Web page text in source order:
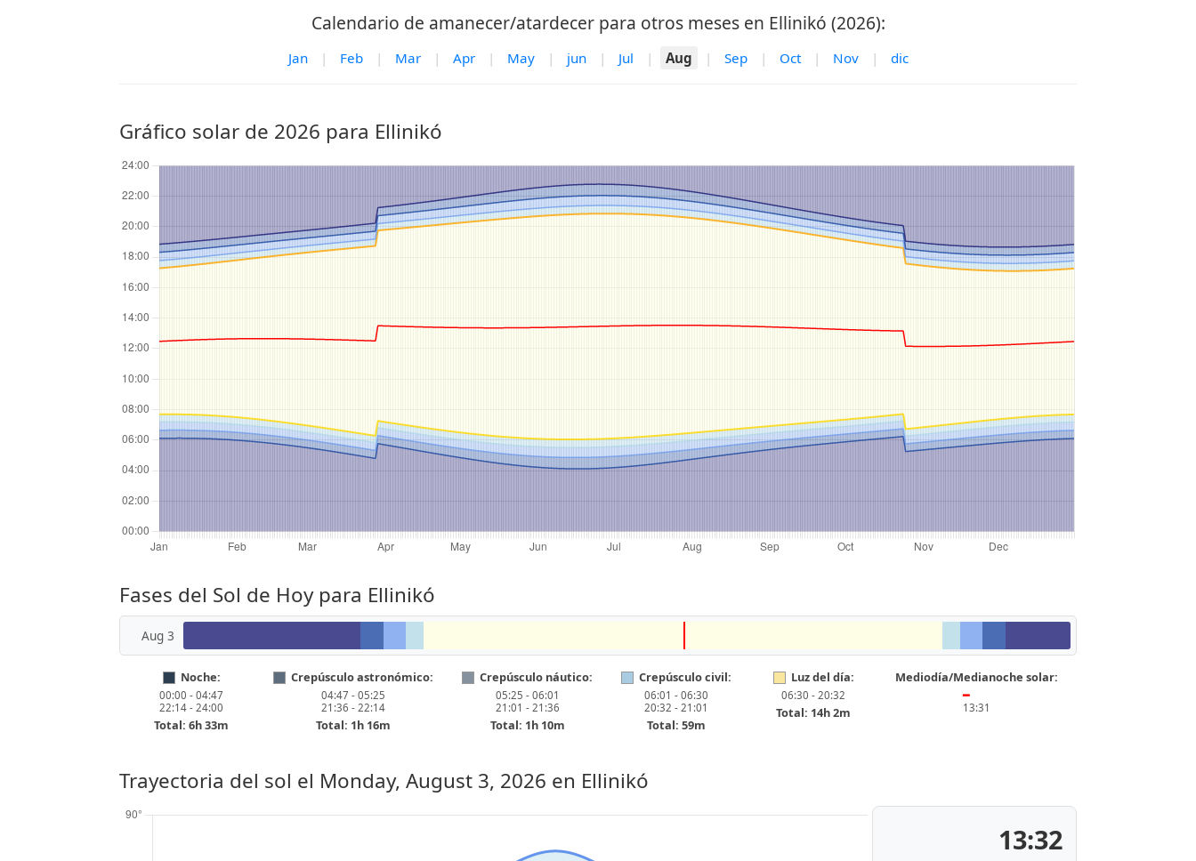
Calendario de amanecer/atardecer para otros meses en Ellinikó (2026):
Jan | Feb | Mar | Apr | May | jun | Jul | Aug | Sep | Oct | Nov | dic
Gráfico solar de 2026 para Ellinikó
Fases del Sol de Hoy para Ellinikó
Aug 3
Noche:
00:00 - 04:47
22:14 - 24:00
Total: 6h 33m
Crepúsculo astronómico:
04:47 - 05:25
21:36 - 22:14
Total: 1h 16m
Crepúsculo náutico:
05:25 - 06:01
21:01 - 21:36
Total: 1h 10m
Crepúsculo civil:
06:01 - 06:30
20:32 - 21:01
Total: 59m
Luz del día:
06:30 - 20:32
Total: 14h 2m
Mediodía/Medianoche solar:
━
13:31
Trayectoria del sol el Monday, August 3, 2026 en Ellinikó
13:32